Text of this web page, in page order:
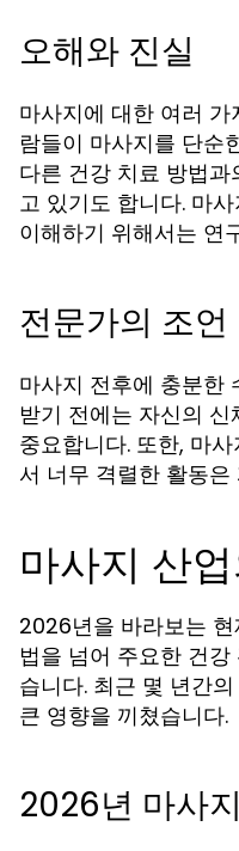
오해와 진실
마사지에 대한 여러
람들이 마사지를 단순
다른 건강 치료 방법
고 있기도 합니다. 마
이해하기 위해서는 연
전문가의 조언
마사지 전후에 충분한
받기 전에는 자신의
중요합니다. 또한, 마
서 너무 격렬한 활동
마사지 산
2026년을 바라보는
법을 넘어 주요한 건
습니다. 최근 몇 년간
큰 영향을 끼쳤습니다.
2026년 마사